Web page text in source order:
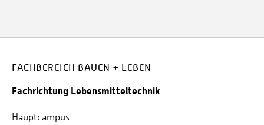
FACHBEREICH BAUEN + LEBEN
Fachrichtung Lebensmitteltechnik
Hauptcampus